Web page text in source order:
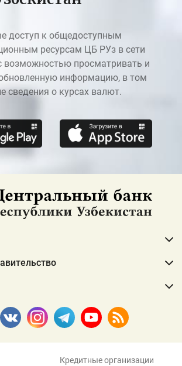
доступ к общедоступным
ресурсам ЦБ РУз в сети
возможностью просматривать и
информацию, в том
сведения о курсах валют.
Кредитные организации